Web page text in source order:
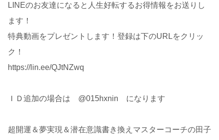
LINEのお友達になると人生好転するお得情報をお送りし
ます！
特典動画をプレゼントします！登録は下のURLをクリッ
ク！
https://lin.ee/QJtNZwq
ＩＤ追加の場合は @015hxnin になります
超開運＆夢実現＆潜在意識書き換えマスターコーチの田子